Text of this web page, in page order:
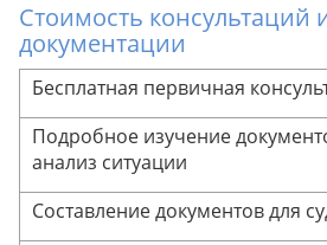
Разъяснение
Совет
Совет
Стоимость консультаций
документации
Бесплатная первичная
Подробное изучение
анализ ситуации
Составление документов для